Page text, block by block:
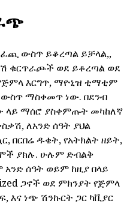
ፈጪ ውስጥ ይቆረጣል ይቻላል,,
ቁርጥራጮች ወደ ይቆረጣል ወደ
እርግጥ, ማዮኒዝ ቲማቲም
ማስቀመጥ ነው. በደንብ
ላይ ማሰሮ ያስቀምጡት መካከለኛ
ለአንድ ሰዓት ያህል
በርበሬ ዱቄት, የአትክልት ዘይት,
ያክሉ. ሁሉም ድብልቅ
ሰዓት ወይም ከዚያ በላይ
ጋኖች ወደ ምክንያት የጅምላ
ነጭ ሽንኩርት ጋር ካቪያር